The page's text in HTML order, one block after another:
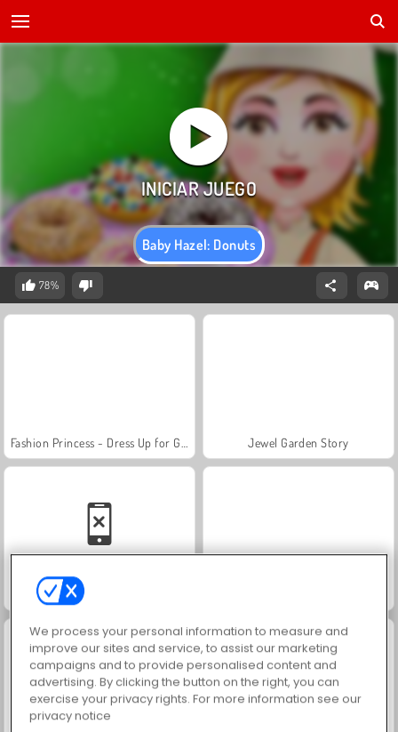
Baby Hazel: Donuts
78%
Jewel Garden Story
Family Relics
We process your personal information to measure and
improve our sites and service, to assist our marketing
campaigns and to provide personalised content and
advertising. By clicking the button on the right, you can
exercise your privacy rights. For more information see our
privacy notice